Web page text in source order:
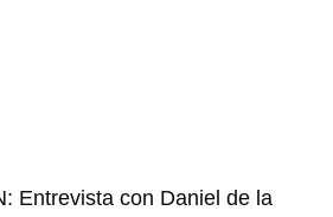
Entrevista con Daniel de la